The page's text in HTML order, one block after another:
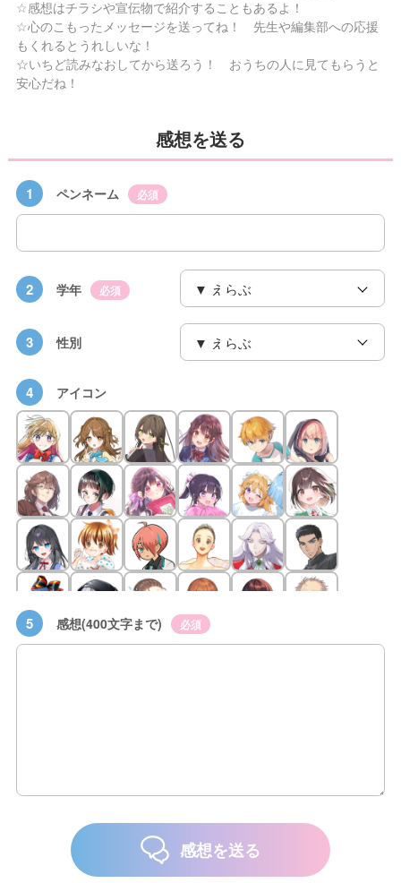
☆感想はチラシや宣伝物で紹介することもあるよ！
☆心のこもったメッセージを送ってね！ 先生や編集部への応援
もくれるとうれしいな！
☆いちど読みなおしてから送ろう！ おうちの人に見てもらうと
安心だね！
感想を送る
1 ペンネーム 必須
2 学年 必須
3 性別
4 アイコン
5 感想(400文字まで) 必須
感想を送る